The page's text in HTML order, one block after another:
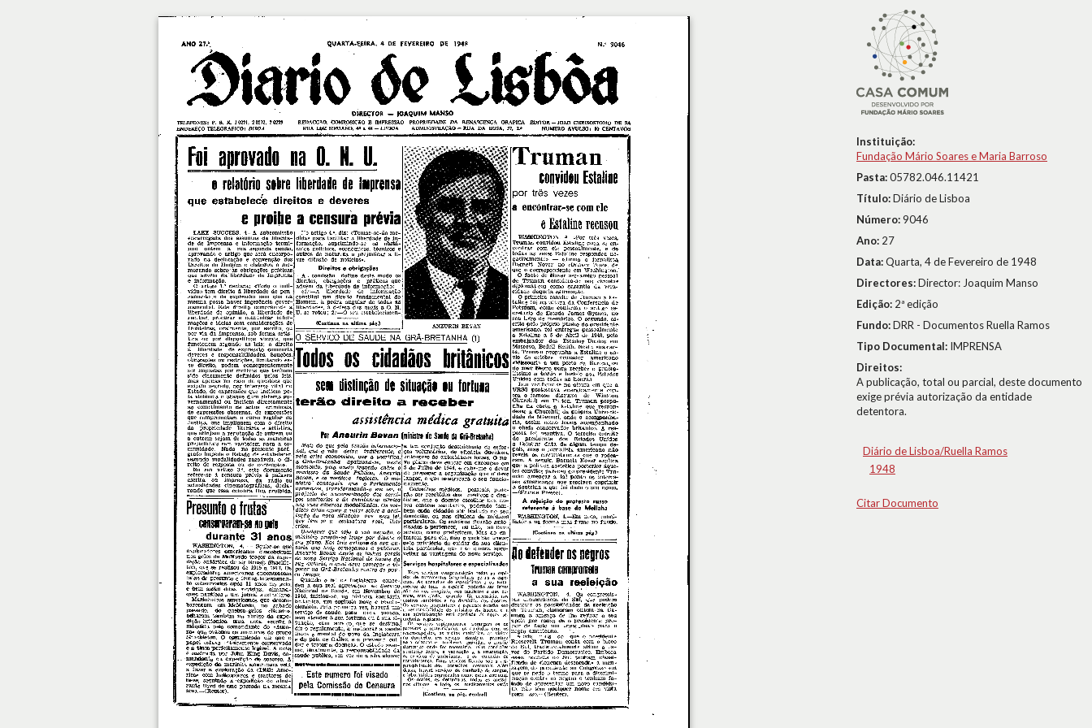
Instituição:
Fundação Mário Soares e Maria Barroso
Pasta:05782.046.11421
Título:Diário de Lisboa
Número:9046
Ano: 27
Data:Quarta, 4 de Fevereiro de 1948
Directores:Director: Joaquim Manso
Edição: 2ª edição
Fundo:DRR - Documentos Ruella Ramos
Tipo Documental: IMPRENSA
Direitos:
A publicação, total ou parcial, deste documento
exige prévia autorização da entidade
detentora.
Diário de Lisboa/Ruella Ramos
1948
Citar Documento